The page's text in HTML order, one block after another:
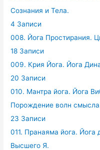
Сознания и Тела.
4 Записи
008. Йога Простирания.
18 Записи
009. Крия Йога. Йога
20 Записи
010. Мантра йога. Йога
Порождение волн
23 Записи
011. Пранаяма йога.
Высшего Я.